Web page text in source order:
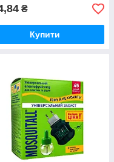
₴
Купити